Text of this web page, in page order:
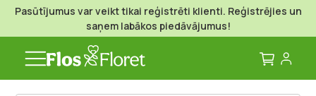
Pasūtījumus var veikt tikai reģistrēti klienti. Reģistrējies un
saņem labākos piedāvājumus!
Mans